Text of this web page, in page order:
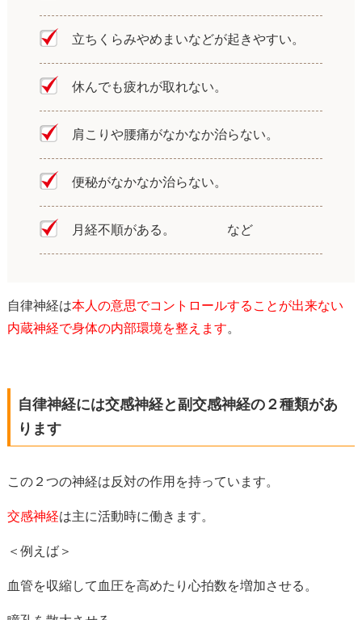
立ちくらみやめまいなどが起きやすい。
休んでも疲れが取れない。
肩こりや腰痛がなかなか治らない。
便秘がなかなか治らない。
月経不順がある。 など
自律神経は本人の意思でコントロールすることが出来ない
内蔵神経で身体の内部環境を整えます。
自律神経には交感神経と副交感神経の２種類があ
ります
この２つの神経は反対の作用を持っています。
交感神経は主に活動時に働きます。
＜例えば＞
血管を収縮して血圧を高めたり心拍数を増加させる。